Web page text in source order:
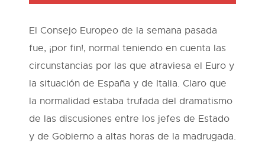
El Consejo Europeo de la semana pasada
fue, ¡por fin!, normal teniendo en cuenta las
circunstancias por las que atraviesa el Euro y
la situación de España y de Italia. Claro que
la normalidad estaba trufada del dramatismo
de las discusiones entre los jefes de Estado
y de Gobierno a altas horas de la madrugada.